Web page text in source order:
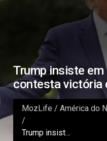
Trump insiste
contesta victória
MozLife / América do
/
Trump insiste em fraude eleitoral e contesta victória de Biden